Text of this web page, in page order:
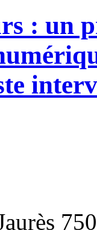
: un